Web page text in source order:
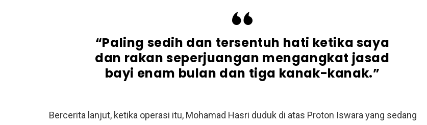
“Paling sedih dan tersentuh hati ketika saya
dan rakan seperjuangan mengangkat jasad
bayi enam bulan dan tiga kanak-kanak.”
Bercerita lanjut, ketika operasi itu, Mohamad Hasri duduk di atas Proton Iswara yang sedang